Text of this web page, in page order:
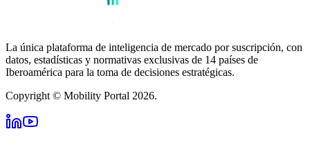
La única plataforma de inteligencia de mercado por suscripción, con
datos, estadísticas y normativas exclusivas de 14 países de
Iberoamérica para la toma de decisiones estratégicas.
Copyright © Mobility Portal 2026.